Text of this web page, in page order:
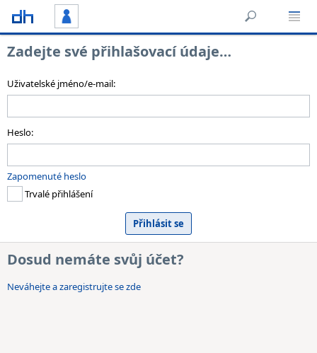
Zadejte své přihlašovací údaje…
Uživatelské jméno/e-mail:
Heslo:
Zapomenuté heslo
Trvalé přihlášení
Dosud nemáte svůj účet?
Neváhejte a zaregistrujte se zde